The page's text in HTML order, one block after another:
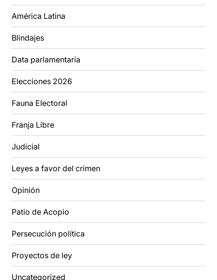
América Latina
Blindajes
Data parlamentaria
Elecciones 2026
Fauna Electoral
Franja Libre
Judicial
Leyes a favor del crimen
Opinión
Patio de Acopio
Persecución política
Proyectos de ley
Uncategorized